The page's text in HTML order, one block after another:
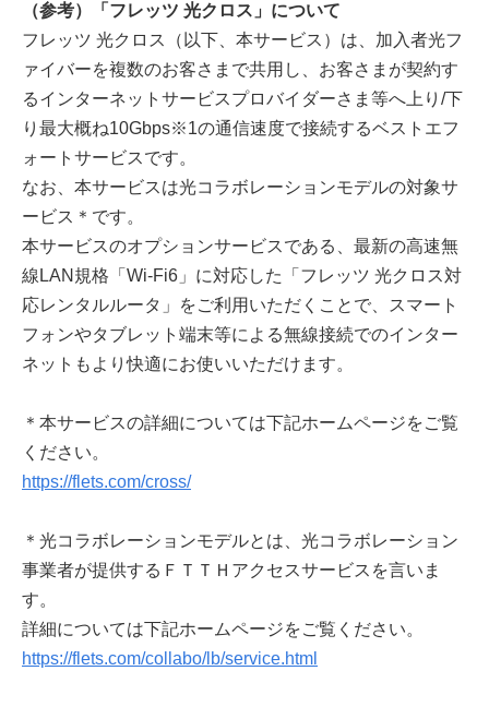
（参考）「フレッツ 光クロス」について
フレッツ 光クロス（以下、本サービス）は、加入者光フ
ァイバーを複数のお客さまで共用し、お客さまが契約す
るインターネットサービスプロバイダーさま等へ上り/下
り最大概ね10Gbps※1の通信速度で接続するベストエフ
ォートサービスです。
なお、本サービスは光コラボレーションモデルの対象サ
ービス＊です。
本サービスのオプションサービスである、最新の高速無
線LAN規格「Wi-Fi6」に対応した「フレッツ 光クロス対
応レンタルルータ」をご利用いただくことで、スマート
フォンやタブレット端末等による無線接続でのインター
ネットもより快適にお使いいただけます。
＊本サービスの詳細については下記ホームページをご覧
ください。
https://flets.com/cross/
＊光コラボレーションモデルとは、光コラボレーション
事業者が提供するＦＴＴＨアクセスサービスを言いま
す。
詳細については下記ホームページをご覧ください。
https://flets.com/collabo/lb/service.html